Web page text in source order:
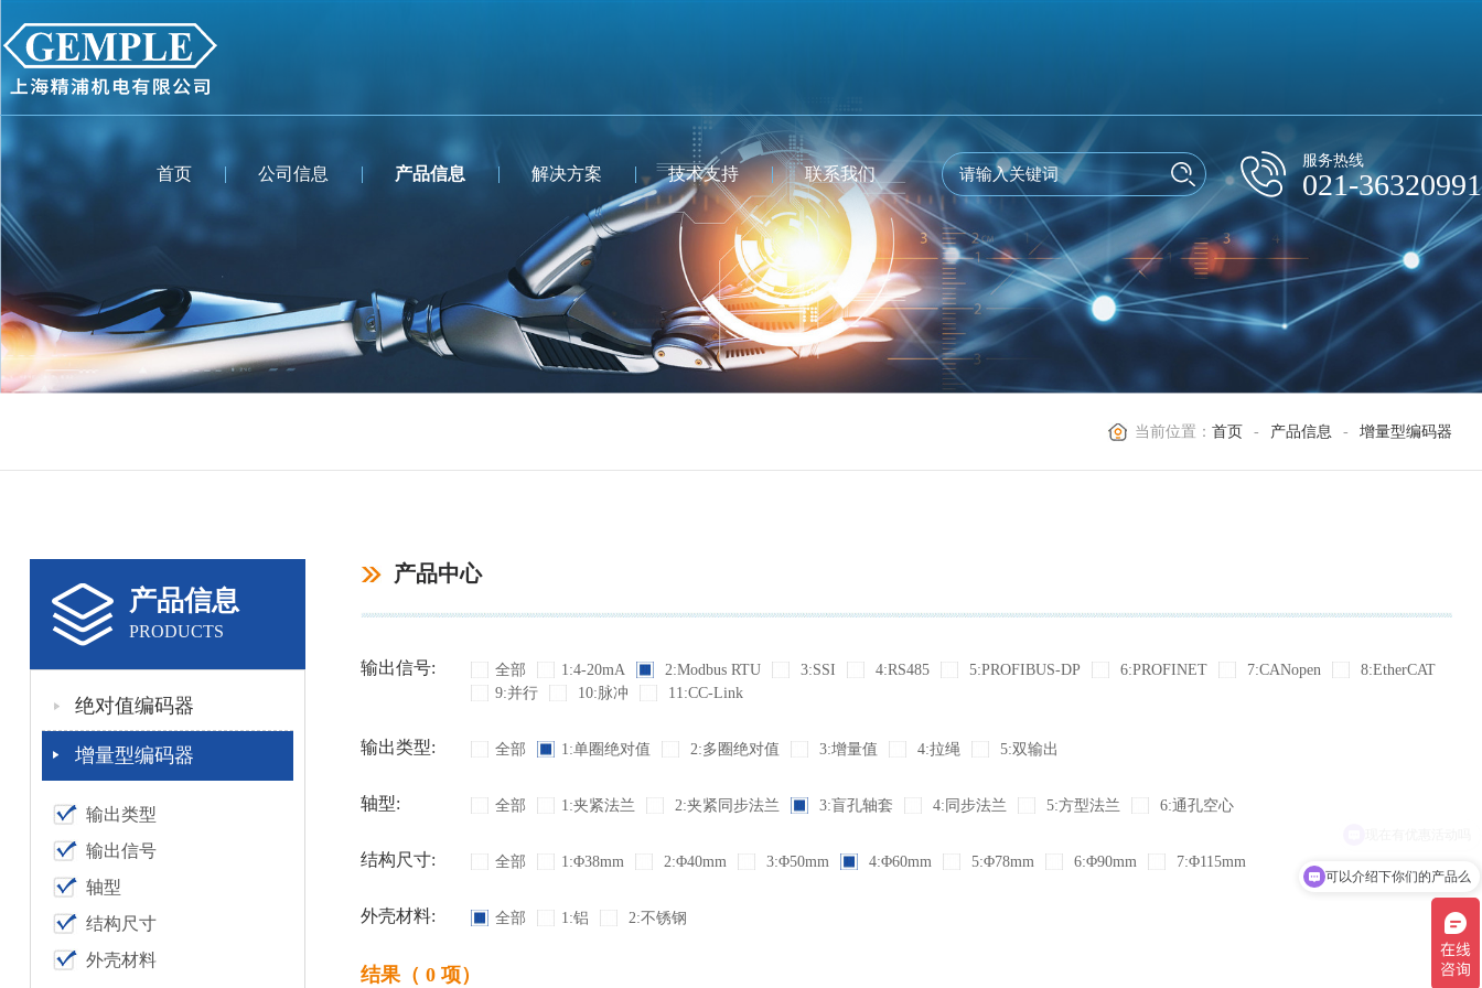
首页 公司信息 产品信息 解决方案 技术支持 联系我们
服务热线
021-36320991
当前位置：首页 - 产品信息 - 增量型编码器
产品信息
PRODUCTS
绝对值编码器
增量型编码器
输出类型
输出信号
轴型
结构尺寸
外壳材料
产品中心
输出信号: 全部 1:4-20mA 2:Modbus RTU 3:SSI 4:RS485 5:PROFIBUS-DP 6:PROFINET 7:CANopen
8:EtherCAT
9:并行
10:脉冲 11:CC-Link
输出类型: 全部 1:单圈绝对值 2:多圈绝对值 3:增量值 4:拉绳 5:双输出
轴型: 全部 1:夹紧法兰 2:夹紧同步法兰 3:盲孔轴套 4:同步法兰 5:方型法兰 6:通孔空心
结构尺寸: 全部 1:Φ38mm 2:Φ40mm 3:Φ50mm 4:Φ60mm 5:Φ78mm 6:Φ90mm 7:Φ115mm
外壳材料: 全部 1:铝 2:不锈钢
结果（ 0 项）
可以介绍下你们的产品么